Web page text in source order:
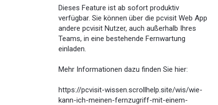
Dieses Feature ist ab sofort produktiv
verfügbar. Sie können über die pcvisit Web App
andere pcvisit Nutzer, auch außerhalb Ihres
Teams, in eine bestehende Fernwartung
einladen.
Mehr Informationen dazu finden Sie hier:
https://pcvisit-wissen.scrollhelp.site/wis/wie-
kann-ich-meinen-fernzugriff-mit-einem-